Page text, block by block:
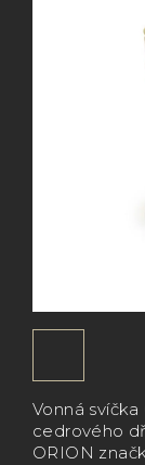
Vonná
cedrového
ORION